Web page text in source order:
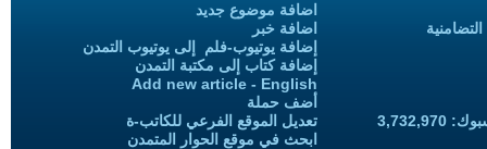
اضافة موضوع جديد
اضافة خبر
إضافة يوتيوب-فلم إلى يوتيوب التمدن
إضافة كتاب إلى مكتبة التمدن
Add new article - English
أضف حملة
تعديل الموقع الفرعي للكاتب-ة
ابحث في موقع الحوار المتمدن